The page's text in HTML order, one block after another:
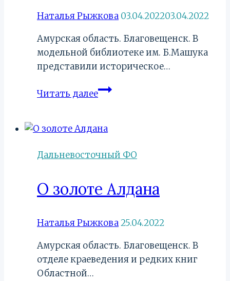
Наталья Рыжкова 03.04.202203.04.2022
Амурская область. Благовещенск. В
модельной библиотеке им. Б.Машука
представили историческое…
Читать далееНа
для
молодежи
онлайн-
презентацию
книги
Дальневосточный ФО
О золоте Алдана
Наталья Рыжкова25.04.2022
Амурская область. Благовещенск. В
отделе краеведения и редких книг
Областной…